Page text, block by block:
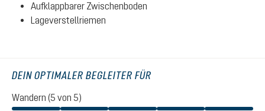
Aufklappbarer Zwischenboden
Lageverstellriemen
DEIN OPTIMALER BEGLEITER FÜR
Wandern (5 von 5)